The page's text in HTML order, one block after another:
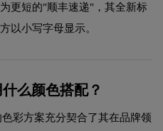
更短的"顺丰速递"，其全新标
以小写字母显示。
么颜色搭配？
彩方案充分契合了其在品牌领